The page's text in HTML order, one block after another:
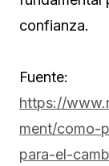
confianza.
Fuente:
https://
ment/como-
para-el-